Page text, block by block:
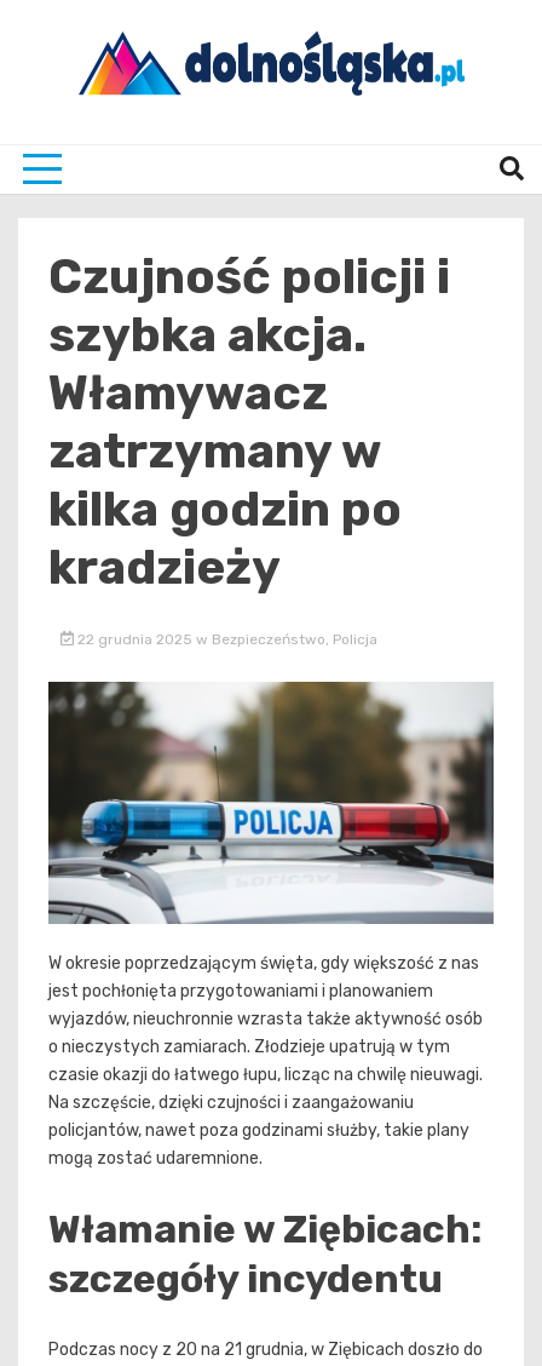
Czujność policji i
szybka akcja.
Włamywacz
zatrzymany w
kilka godzin po
kradzieży
22 grudnia 2025 w Bezpieczeństwo Policja
W okresie poprzedzającym święta, gdy większość z nas
jest pochłonięta przygotowaniami i planowaniem
wyjazdów, nieuchronnie wzrasta także aktywność osób
o nieczystych zamiarach. Złodzieje upatrują w tym
czasie okazji do łatwego łupu, licząc na chwilę nieuwagi.
Na szczęście, dzięki czujności i zaangażowaniu
policjantów, nawet poza godzinami służby, takie plany
mogą zostać udaremnione.
Włamanie w Ziębicach:
szczegóły incydentu
Podczas nocy z 20 na 21 grudnia, w Ziębicach doszło do